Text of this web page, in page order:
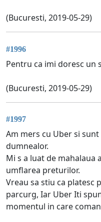
(Bucuresti, 2019-05-29)
#1996
Pentru ca imi doresc un
(Bucuresti, 2019-05-29)
#1997
Am mers cu Uber si
dumnealor.
Mi s a luat de
umflarea preturilor.
Vreau sa stiu ca platesc
parcurg, Iar Uber Iti
momentul in care